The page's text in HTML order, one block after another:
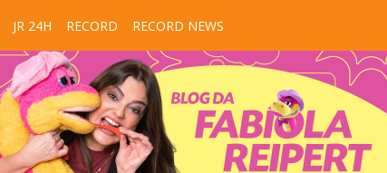
JR 24H RECORD RECORD NEWS